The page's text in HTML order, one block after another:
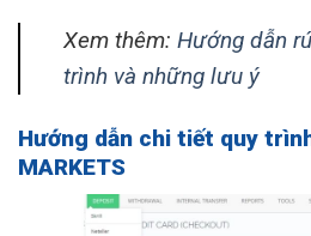
Xem thêm: Hướng dẫn
trình và những lưu ý
Hướng dẫn chi tiết quy
MARKETS